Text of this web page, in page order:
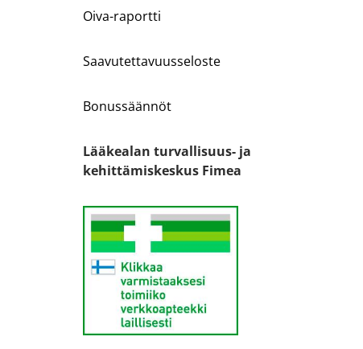
Oiva-raportti
Saavutettavuusseloste
Bonussäännöt
Lääkealan turvallisuus- ja
kehittämiskeskus Fimea